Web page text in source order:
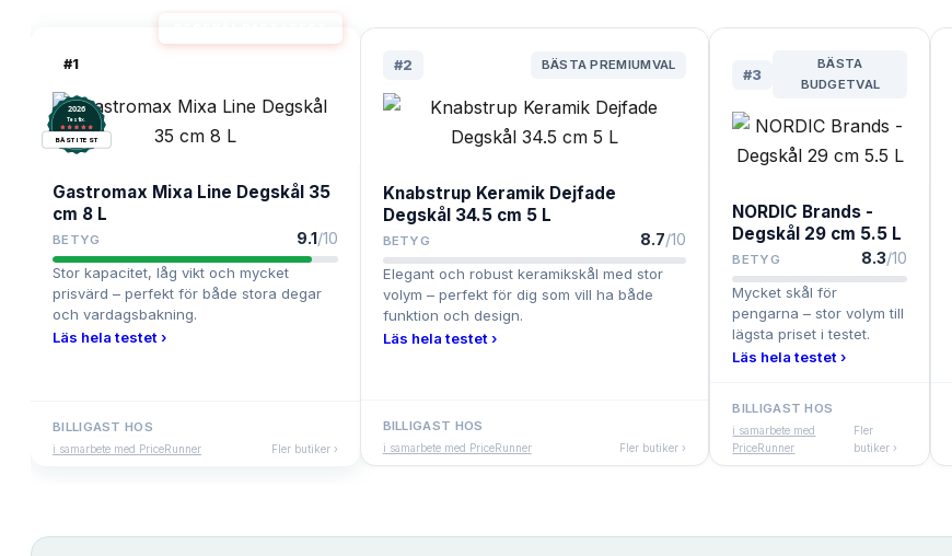
#1
2026
Testix.
BÄST I TEST
Gastromax Mixa Line Degskål 35
cm 8 L
BETYG 9.1/10
Stor kapacitet, låg vikt och mycket
prisvärd – perfekt för både stora degar
och vardagsbakning.
Läs hela testet ›
BILLIGAST HOS
i samarbete med PriceRunner Fler butiker ›
#2 BÄSTA PREMIUMVAL
Knabstrup Keramik Dejfade
Degskål 34.5 cm 5 L
BETYG 8.7/10
Elegant och robust keramikskål med stor
volym – perfekt för dig som vill ha både
funktion och design.
Läs hela testet ›
BILLIGAST HOS
i samarbete med PriceRunner Fler butiker ›
#3
BÄSTA
BUDGETVAL
NORDIC Brands -
Degskål 29 cm 5.5 L
BETYG 8.3/10
Mycket skål för
pengarna – stor volym till
lägsta priset i testet.
Läs hela testet ›
BILLIGAST HOS
i samarbete med
PriceRunner
Fler
butiker ›